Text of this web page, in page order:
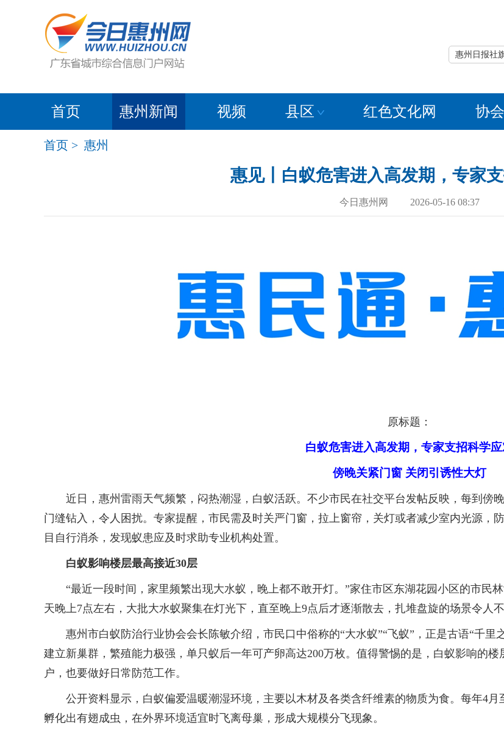
惠州日报社
首页 惠州新闻 视频 县区 红色文化网 协
首页 > 惠州
惠见丨白蚁危害进入高发期，专家
今日惠州网 2026-05-16 08:37
原标题：
白蚁危害进入高发期，专家支招科学
傍晚关紧门窗 关闭引诱性大灯
近日，惠州雷雨天气频繁，闷热潮湿，白蚁活跃。不少市民在社交平台发帖反映，每到傍
门缝钻入，令人困扰。专家提醒，市民需及时关严门窗，拉上窗帘，关灯或者减少室内光源，
目自行消杀，发现蚁患应及时求助专业机构处置。
白蚁影响楼层最高接近30层
“最近一段时间，家里频繁出现大水蚁，晚上都不敢开灯。”家住市区东湖花园小区的市民
天晚上7点左右，大批大水蚁聚集在灯光下，直至晚上9点后才逐渐散去，扎堆盘旋的场景令人不
惠州市白蚁防治行业协会会长陈敏介绍，市民口中俗称的“大水蚁”“飞蚁”，正是古语“千里
建立新巢群，繁殖能力极强，单只蚁后一年可产卵高达200万枚。值得警惕的是，白蚁影响的
户，也要做好日常防范工作。
公开资料显示，白蚁偏爱温暖潮湿环境，主要以木材及各类含纤维素的物质为食。每年4月
孵化出有翅成虫，在外界环境适宜时飞离母巢，形成大规模分飞现象。